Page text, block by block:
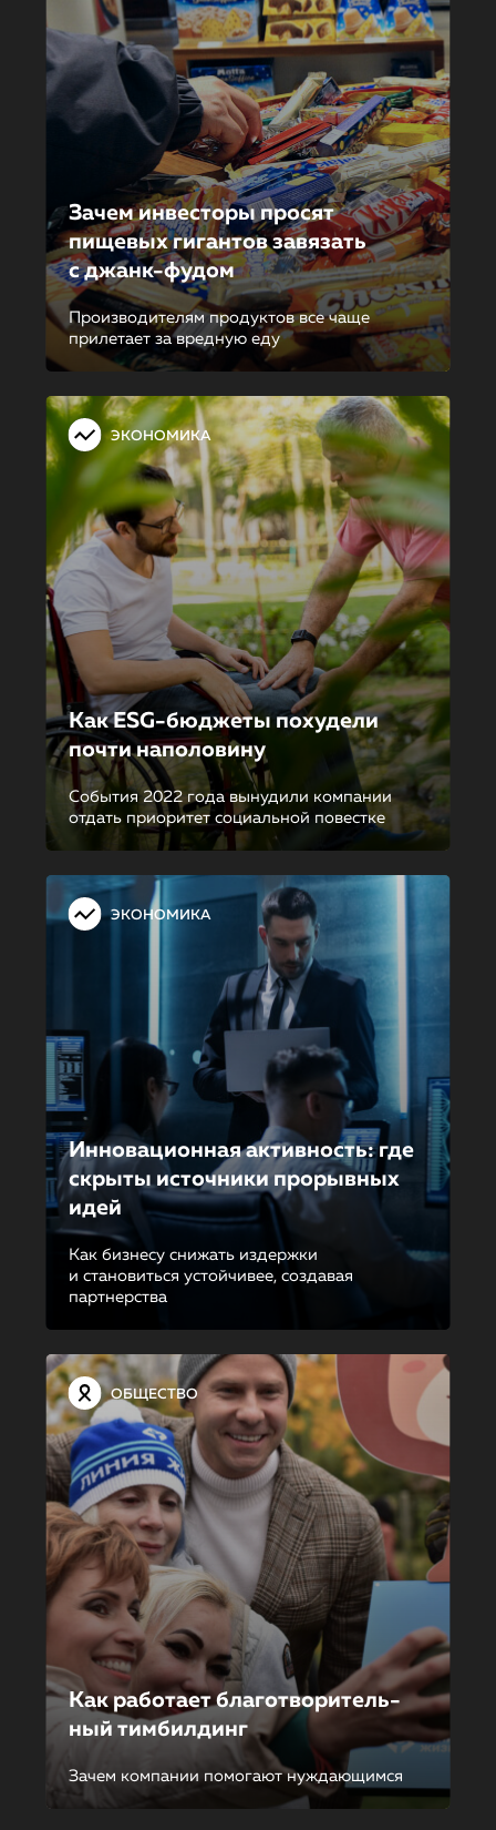
Зачем инвесторы просят
пищевых гигантов завязать
с джанк-фудом
Производителям продуктов все чаще
прилетает за вредную еду
ЭКОНОМИКА
Как ESG-бюджеты похудели
почти наполовину
События 2022 года вынудили компании
отдать приоритет социальной повестке
ЭКОНОМИКА
Инновационная активность: где
скрыты источники прорывных
идей
Как бизнесу снижать издержки
и становиться устойчивее, создавая
партнерства
ОБЩЕСТВО
Как работает благотворитель­
ный тимбилдинг
Зачем компании помогают нуждающимся